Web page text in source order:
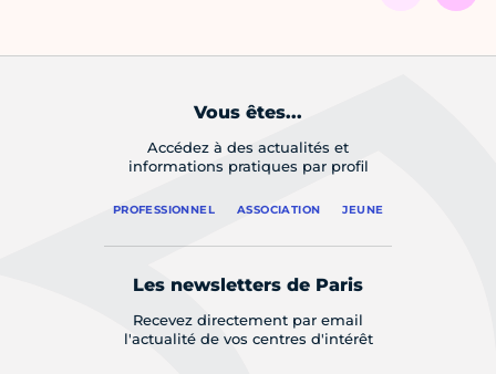
Vous êtes...
Accédez à des actualités et
informations pratiques par profil
PROFESSIONNEL ASSOCIATION JEUNE
Les newsletters de Paris
Recevez directement par email
l'actualité de vos centres d'intérêt